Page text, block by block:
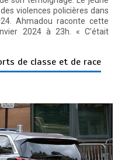
violences policières dans
Ahmadou raconte cette
2024 à 23h. « C’était
de classe et de race